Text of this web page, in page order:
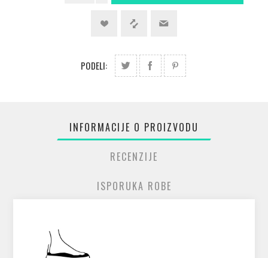
PODELI:
INFORMACIJE O PROIZVODU
RECENZIJE
ISPORUKA ROBE